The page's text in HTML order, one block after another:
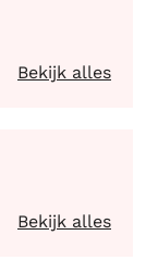
Bekijk alles
Bekijk alles